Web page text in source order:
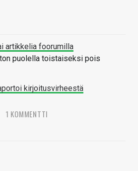
artikkelia foorumilla
puolella toistaiseksi pois
kirjoitusvirheestä
1 KOMMENTTI